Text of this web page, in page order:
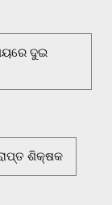
ଦୁଇ
ଶିକ୍ଷକ